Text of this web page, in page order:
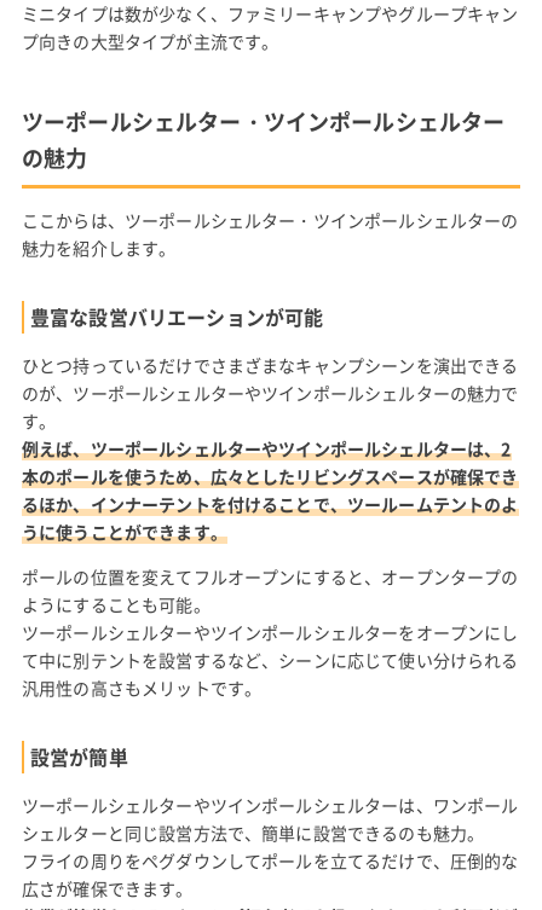
ミニタイプは数が少なく、ファミリーキャンプやグループキャン
プ向きの大型タイプが主流です。
ツーポールシェルター・ツインポールシェルター
の魅力
ここからは、ツーポールシェルター・ツインポールシェルターの
魅力を紹介します。
豊富な設営バリエーションが可能
ひとつ持っているだけでさまざまなキャンプシーンを演出できる
のが、ツーポールシェルターやツインポールシェルターの魅力で
す。
例えば、ツーポールシェルターやツインポールシェルターは、2
本のポールを使うため、広々としたリビングスペースが確保でき
るほか、インナーテントを付けることで、ツールームテントのよ
うに使うことができます。
ポールの位置を変えてフルオープンにすると、オープンタープの
ようにすることも可能。
ツーポールシェルターやツインポールシェルターをオープンにし
て中に別テントを設営するなど、シーンに応じて使い分けられる
汎用性の高さもメリットです。
設営が簡単
ツーポールシェルターやツインポールシェルターは、ワンポール
シェルターと同じ設営方法で、簡単に設営できるのも魅力。
フライの周りをペグダウンしてポールを立てるだけで、圧倒的な
広さが確保できます。